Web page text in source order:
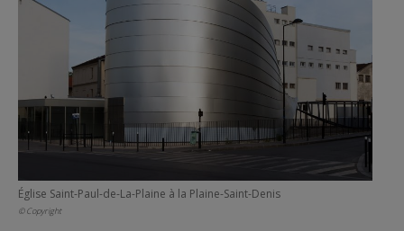
Église Saint-Paul-de-La-Plaine à la Plaine-Saint-Denis
© Copyright